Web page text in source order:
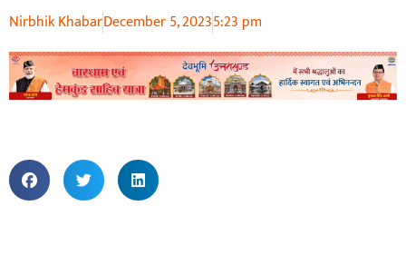
Nirbhik KhabarDecember 5, 20235:23 pm